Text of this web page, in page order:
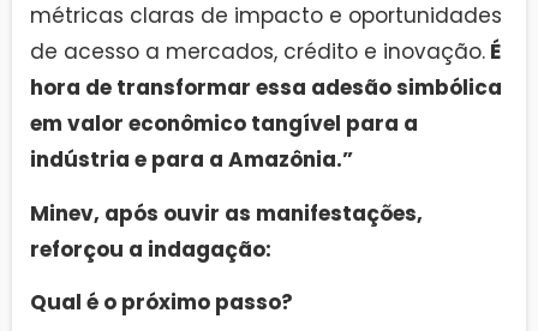
métricas claras de impacto e oportunidades
de acesso a mercados, crédito e inovação. É
hora de transformar essa adesão simbólica
em valor econômico tangível para a
indústria e para a Amazônia.”
Minev, após ouvir as manifestações,
reforçou a indagação:
Qual é o próximo passo?